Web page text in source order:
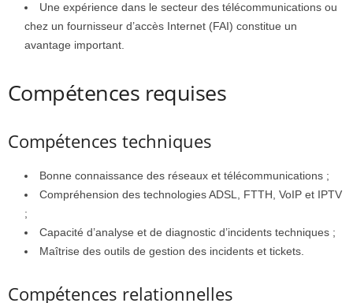
Une expérience dans le secteur des télécommunications ou
chez un fournisseur d’accès Internet (FAI) constitue un
avantage important.
Compétences requises
Compétences techniques
Bonne connaissance des réseaux et télécommunications ;
Compréhension des technologies ADSL, FTTH, VoIP et IPTV
;
Capacité d’analyse et de diagnostic d’incidents techniques ;
Maîtrise des outils de gestion des incidents et tickets.
Compétences relationnelles